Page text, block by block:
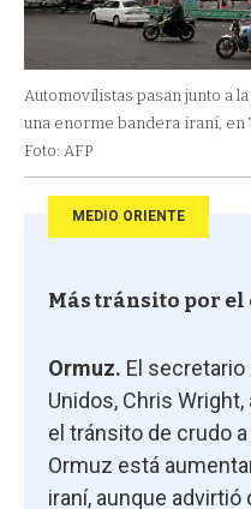
Automovilistas pasan junto a
una enorme bandera iraní, en
Foto: AFP
MEDIO ORIENTE
Más tránsito por el
Ormuz. El secretario
Unidos, Chris
el tránsito de crudo
Ormuz está
iraní, aunque